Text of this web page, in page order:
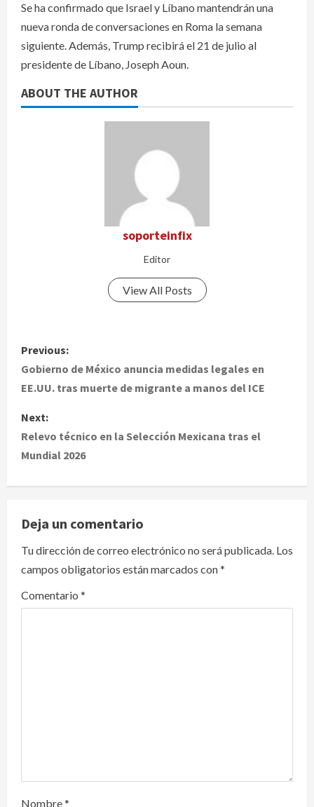
Se ha confirmado que Israel y Líbano mantendrán una
nueva ronda de conversaciones en Roma la semana
siguiente. Además, Trump recibirá el 21 de julio al
presidente de Líbano, Joseph Aoun.
ABOUT THE AUTHOR
soporteinfix
Editor
View All Posts
P
o
t
n
a
v
i
g
a
Previous:
Gobierno de México anuncia medidas legales en
EE.UU. tras muerte de migrante a manos del ICE
Next:
Relevo técnico en la Selección Mexicana tras el
Mundial 2026
Deja un comentario
Tu dirección de correo electrónico no será publicada. Los
campos obligatorios están marcados con*
Comentario *
Nombre*